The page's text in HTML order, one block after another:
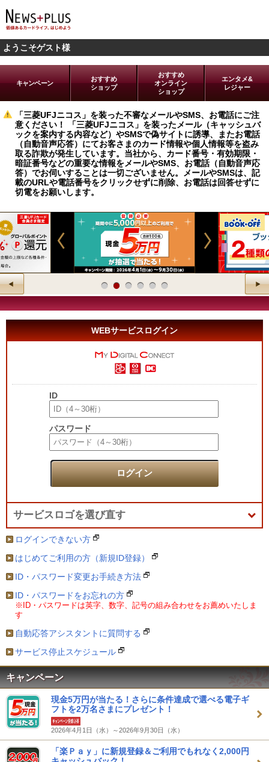
ようこそゲスト様
キャンペーン
おすすめ
ショップ
おすすめ
オンライン
ショップ
エンタメ&
レジャー
「三菱UFJニコス」を装った不審なメールやSMS、お電話にご注
意ください！ 「三菱UFJニコス」を装ったメール（キャッシュバ
ックを案内する内容など）やSMSで偽サイトに誘導、またお電話
（自動音声応答）にてお客さまのカード情報や個人情報等を盗み
取る詐欺が発生しています。当社から、カード番号・有効期限・
暗証番号などの重要な情報をメールやSMS、お電話（自動音声応
答）でお伺いすることは一切ございません。メールやSMSは、記
載のURLや電話番号をクリックせずに削除、お電話は回答せずに
切電をお願いします。
WEBサービスログイン
ID
パスワード
ログイン
サービスロゴを選び直す
ログインできない方
はじめてご利用の方（新規ID登録）
ID・パスワード変更お手続き方法
ID・パスワードをお忘れの方
※ID・パスワードは英字、数字、記号の組み合わせをお薦めいたしま
す
自動応答アシスタントに質問する
サービス停止スケジュール
キャンペーン
現金5万円が当たる！さらに条件達成で選べる電子ギ
フトを2万名さまにプレゼント！
2026年4月1日（水）～2026年9月30日（水）
「楽Ｐａｙ」に新規登録＆ご利用でもれなく2,000円